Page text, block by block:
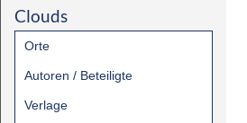
Clouds
Orte
Autoren / Beteiligte
Verlage